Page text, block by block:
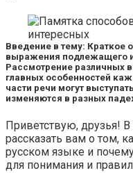
Введение в тему: Краткое
выражения подлежащего
Рассмотрение различных
главных особенностей
части речи могут
изменяются в разных
Приветствую, друзья! В
рассказать вам о том,
русском языке и
для понимания и